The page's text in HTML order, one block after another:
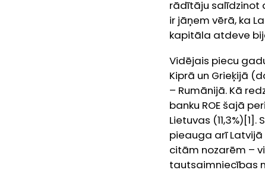
rādītāju salīdzinot
ir jāņem vērā, ka
kapitāla atdeve
Vidējais piecu
Kiprā un Grieķijā
– Rumānijā. Kā
banku ROE šajā
Lietuvas
pieauga arī
citām nozarēm –
tautsaimniecības